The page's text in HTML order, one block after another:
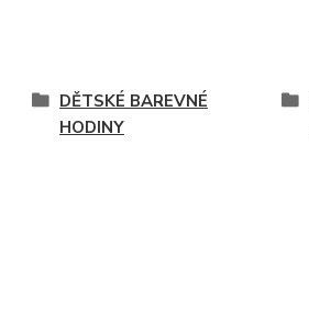
DĚTSKÉ BAREVNÉ
HODINY